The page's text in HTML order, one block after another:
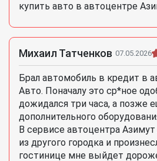
купить авто в автоцентре
Михаил Татченков 07.05.2026
Брал автомобиль в кредит в
Авто. Поначалу это ср*ное
дожидался три часа, а позже
дополнительного
В сервисе автоцентра Азимут
из другого городка и
гостинице мне выйдет